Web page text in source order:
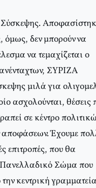
όμως, δεν μπορούν να
να τεμαχίζεται ο
ΣΥΡΙΖΑ
μιλά για
ασχολούνται, θέσεις
σε κέντρο
αποφάσεων. Έχουμε
επιτροπές, που θα
Πανελλαδικό Σώμα που
κεντρική